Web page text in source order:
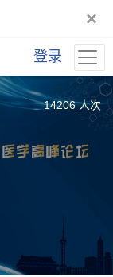
×
登录
14206 人次